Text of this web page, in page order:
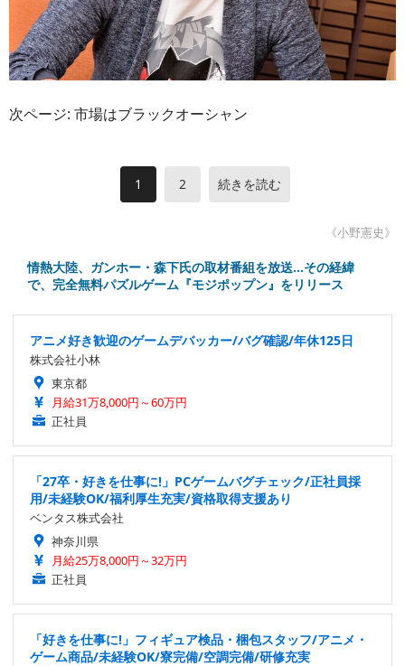
次ページ: 市場はブラックオーシャン
1 2 続きを読む
《小野憲史》
情熱大陸、ガンホー・森下氏の取材番組を放送…その経緯
で、完全無料パズルゲーム『モジポップン』をリリース
アニメ好き歓迎のゲームデバッカー/バグ確認/年休125日
株式会社小林
東京都
月給31万8,000円～60万円
正社員
「27卒・好きを仕事に!」PCゲームバグチェック/正社員採
用/未経験OK/福利厚生充実/資格取得支援あり
ベンタス株式会社
神奈川県
月給25万8,000円～32万円
正社員
「好きを仕事に!」フィギュア検品・梱包スタッフ/アニメ・
ゲーム商品/未経験OK/寮完備/空調完備/研修充実